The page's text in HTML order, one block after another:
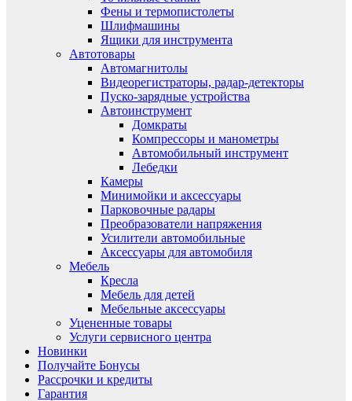
Фены и термопистолеты
Шлифмашины
Ящики для инструмента
Автотовары
Автомагнитолы
Видеорегистраторы, радар-детекторы
Пуско-зарядные устройства
Автоинструмент
Домкраты
Компрессоры и манометры
Автомобильный инструмент
Лебедки
Камеры
Минимойки и аксессуары
Парковочные радары
Преобразователи напряжения
Усилители автомобильные
Аксессуары для автомобиля
Мебель
Кресла
Мебель для детей
Мебельные аксессуары
Уцененные товары
Услуги сервисного центра
Новинки
Получайте Бонусы
Рассрочки и кредиты
Гарантия